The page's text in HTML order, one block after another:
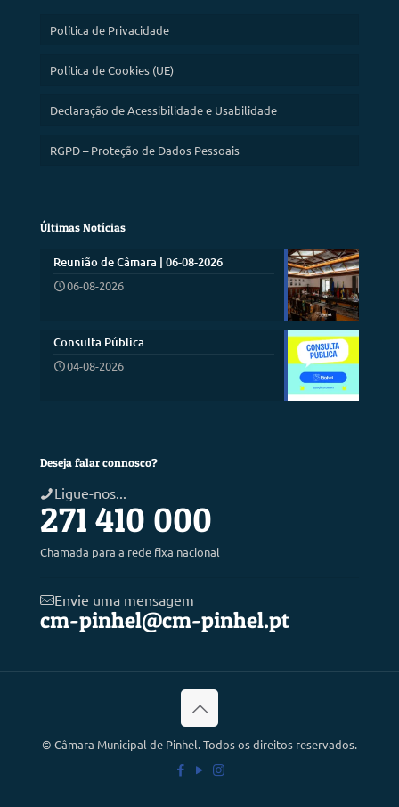
Política de Privacidade
Política de Cookies (UE)
Declaração de Acessibilidade e Usabilidade
RGPD – Proteção de Dados Pessoais
Últimas Notícias
Reunião de Câmara | 06-08-2026
06-08-2026
Consulta Pública
04-08-2026
Deseja falar connosco?
Ligue-nos...
271 410 000
Chamada para a rede fixa nacional
Envie uma mensagem
cm-pinhel@cm-pinhel.pt
© Câmara Municipal de Pinhel. Todos os direitos reservados.